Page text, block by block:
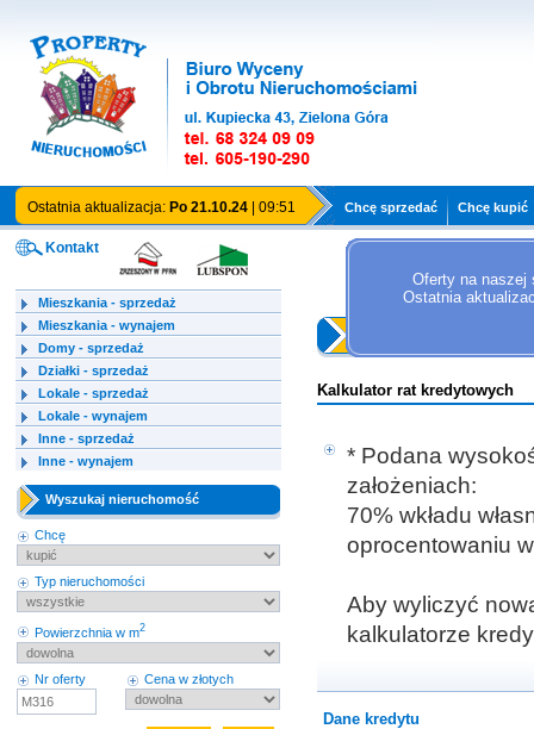
Oferty na naszej
Ostatnia
Kontakt
Mieszkania - sprzedaż
Mieszkania - wynajem
Domy - sprzedaż
Działki - sprzedaż
Lokale - sprzedaż
Lokale - wynajem
Inne - sprzedaż
Inne - wynajem
Wyszukaj nieruchomość
Chcę
Typ nieruchomości
Powierzchnia w m2
Nr oferty Cena w złotych
Kalkulator rat kredytowych
* Podana
założeniach:
70% wkładu
oprocentowaniu
Aby wyliczyć
kalkulatorze
Dane kredytu
Ostatnia aktualizacja: Po 21.10.24| 09:51 Chcę sprzedać Chcę kupić